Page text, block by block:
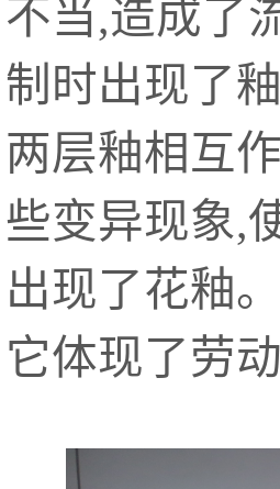
不当,造成了
制时出现了
两层釉相互
些变异现象,
出现了花釉
它体现了劳